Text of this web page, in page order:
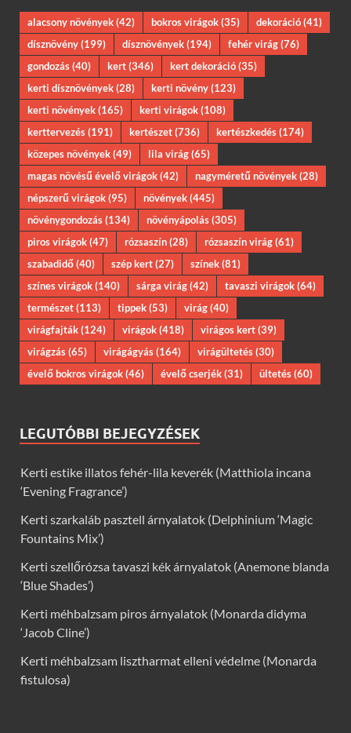
alacsony növények(42) bokros virágok(35) dekoráció(41)
dísznövény(199) dísznövények(194) fehér virág(76)
gondozás(40) kert(346) kert dekoráció(35)
kerti dísznövények(28) kerti növény(123)
kerti növények(165) kerti virágok(108)
kerttervezés(191) kertészet(736) kertészkedés(174)
közepes növények(49) lila virág(65)
magas növésű évelő virágok(42) nagyméretű növények(28)
népszerű virágok(95) növények(445)
növénygondozás(134) növényápolás(305)
piros virágok(47) rózsaszín(28) rózsaszín virág(61)
szabadidő(40) szép kert(27) színek(81)
színes virágok(140) sárga virág(42) tavaszi virágok(64)
természet(113) tippek(53) virág(40)
virágfajták(124) virágok(418) virágos kert(39)
virágzás(65) virágágyás(164) virágültetés(30)
évelő bokros virágok(46) évelő cserjék(31) ültetés(60)
LEGUTÓBBI BEJEGYZÉSEK
Kerti estike illatos fehér-lila keverék (Matthiola incana
‘Evening Fragrance’)
Kerti szarkaláb pasztell árnyalatok (Delphinium ‘Magic
Fountains Mix’)
Kerti szellőrózsa tavaszi kék árnyalatok (Anemone blanda
‘Blue Shades’)
Kerti méhbalzsam piros árnyalatok (Monarda didyma
‘Jacob Cline’)
Kerti méhbalzsam lisztharmat elleni védelme (Monarda
fistulosa)